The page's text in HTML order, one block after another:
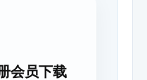
会员下载